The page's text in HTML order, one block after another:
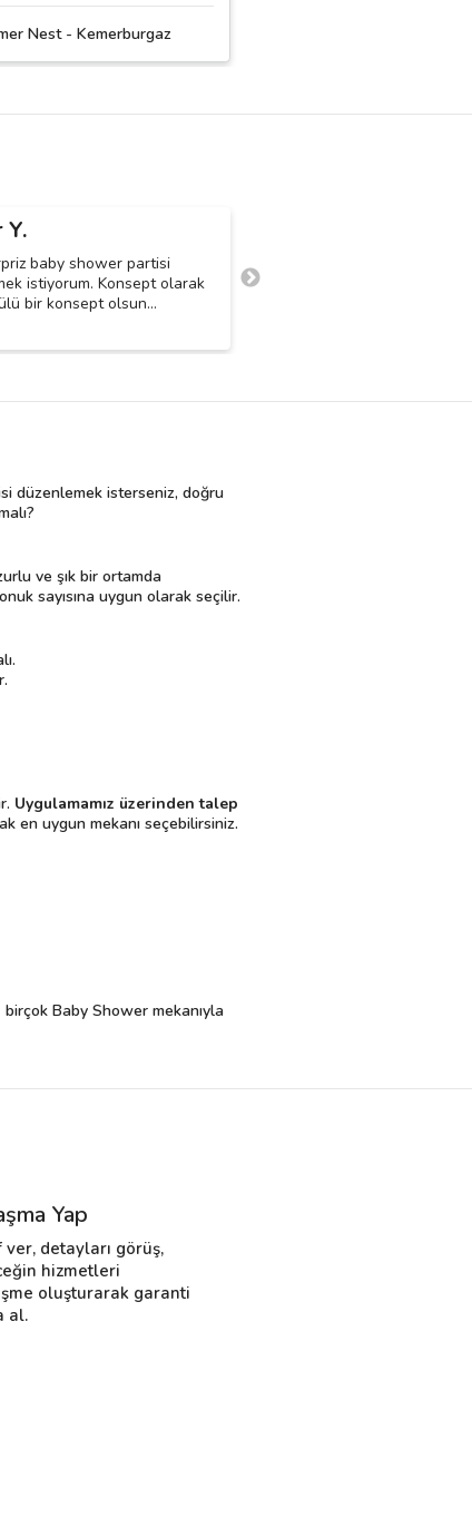
Nest - Kemerburgaz
Y.
baby shower partisi
istiyorum. Konsept olarak
bir konsept olsun…
düzenlemek isterseniz, doğru
ve şık bir ortamda
sayısına uygun olarak seçilir.
Uygulamamız üzerinden talep
en uygun mekanı seçebilirsiniz.
birçok Baby Shower mekanıyla
Yap
ver, detayları görüş,
hizmetleri
oluşturarak garanti
al.